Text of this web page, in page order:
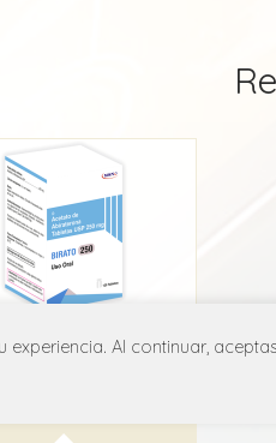
Birato Al continuar,